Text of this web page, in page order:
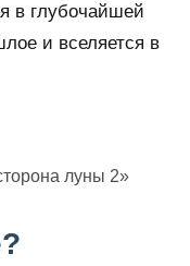
в глубочайшей
и вселяется в
луны 2»